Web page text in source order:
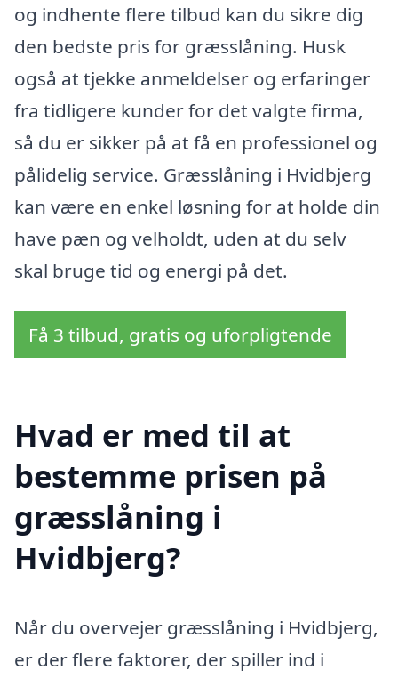
og indhente flere tilbud kan du sikre dig
den bedste pris for græsslåning. Husk
også at tjekke anmeldelser og erfaringer
fra tidligere kunder for det valgte firma,
så du er sikker på at få en professionel og
pålidelig service. Græsslåning i Hvidbjerg
kan være en enkel løsning for at holde din
have pæn og velholdt, uden at du selv
skal bruge tid og energi på det.
Få 3 tilbud, gratis og uforpligtende
Hvad er med til at
bestemme prisen på
græsslåning i
Hvidbjerg?
Når du overvejer græsslåning i Hvidbjerg,
er der flere faktorer, der spiller ind i